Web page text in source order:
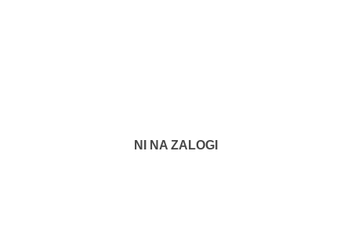
NI NA ZALOGI